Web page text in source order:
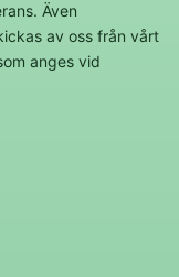
Även
av oss från vårt
anges vid